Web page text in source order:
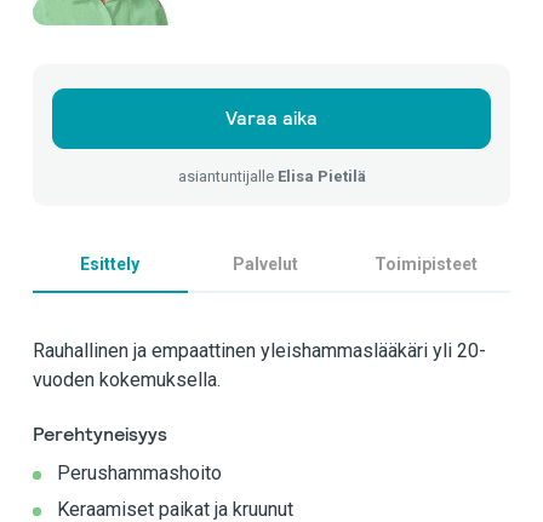
Varaa aika
asiantuntijalle Elisa Pietilä
Esittely Palvelut Toimipisteet
Rauhallinen ja empaattinen yleishammaslääkäri yli 20-
vuoden kokemuksella.
Perehtyneisyys
Perushammashoito
Keraamiset paikat ja kruunut